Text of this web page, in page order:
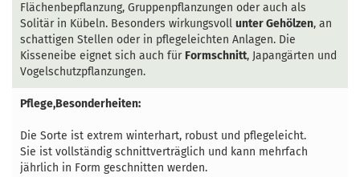
Flächenbepflanzung, Gruppenpflanzungen oder auch als
Solitär in Kübeln. Besonders wirkungsvoll unter Gehölzen, an
schattigen Stellen oder in pflegeleichten Anlagen. Die
Kisseneibe eignet sich auch für Formschnitt, Japangärten und
Vogelschutzpflanzungen.
Pflege,Besonderheiten:
Die Sorte ist extrem winterhart, robust und pflegeleicht.
Sie ist vollständig schnittverträglich und kann mehrfach
jährlich in Form geschnitten werden.